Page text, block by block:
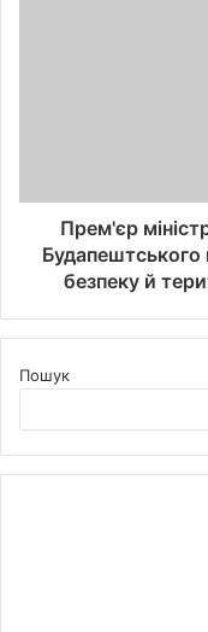
Прем'єр
безпеку й
Пошук